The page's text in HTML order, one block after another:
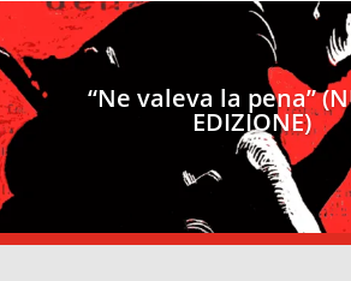
“Ne valeva la pena”
EDIZIONE)